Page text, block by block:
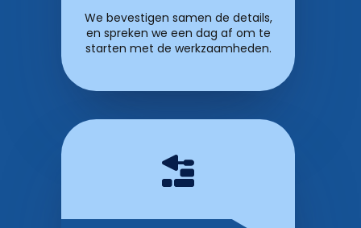
We bevestigen samen de details,
en spreken we een dag af om te
starten met de werkzaamheden.